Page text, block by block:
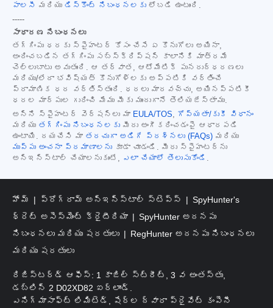
పాలసీ మరియు డిస్కౌంట్ నిబంధనలకు లోబడి ఉంటుంది.
-----
సాధారణ నిబంధనలు
తగ్గింపు ధరకు స్పైహంటర్ కోసం చేసే ఏ కొనుగోలు అయినా,
అందించబడిన తగ్గింపు సబ్‌స్క్రిప్షన్ కాలానికి మాత్రమే
చెల్లుబాటు అవుతుంది. ఆ తర్వాత, ఆటోమేటిక్ పునరుద్ధరణలు
మరియు/లేదా భవిష్యత్ కొనుగోళ్లకు అప్పటికి వర్తించే
ప్రామాణిక ధర వర్తిస్తుంది. ధరలు మారవచ్చు, అయినప్పటికీ
ధరల మార్పుల గురించి మేము మీకు ముందుగానే తెలియజేస్తాము.
అన్ని స్పైహంటర్ వెర్షన్‌లు మా EULA/TOS
గోప్యతా/కుకీ విధానం
మరియు తగ్గింపు నిబంధనలకు మీరు అంగీకరించడంపై ఆధారపడి
ఉంటాయి. దయచేసి మా తరచుగా అడిగే ప్రశ్నలు (FAQs) మరియు
ముప్పు అంచనా ప్రమాణాలను కూడా చూడండి. మీరు స్పైహంటర్‌ను
అన్‌ఇన్‌స్టాల్ చేయాలనుకుంటే,
ఎలా చేయాలో తెలుసుకోండి
హోమ్ ప్రోగ్రామ్ అన్‌ఇన్‌స్టాల్ స్టెప్స్
SpyHunter's
థ్రెట్ అసెస్‌మెంట్ క్రైటీరియా
SpyHunter అదనపు
నిబంధనలు మరియు షరతులు
RegHunter అదనపు నిబంధనలు
మరియు షరతులు
రిజిస్టర్డ్ ఆఫీస్: 1 కాజిల్ స్ట్రీట్, 3 వ అంతస్తు,
డబ్లిన్ 2 D02XD82 ఐర్లాండ్.
ఎనిగ్మాసాఫ్ట్ లిమిటెడ్, షేర్ల ద్వారా ప్రైవేట్ కంపెనీ